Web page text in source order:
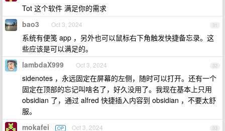
Tot 这个软件 满足你的需求
31
bao3 Oct 3, 2024
系统有便笺 app ，另外也可以鼠标右下角触发快捷备忘录。这
些应该是可以满足的。
32
lambdaX999 Oct 3, 2024
sidenotes ，永远固定在屏幕的左侧，随时可以打开。还有一个
固定在顶部的忘记叫啥名了，好久没用了。我现在基本上只用
obsidian 了，通过 alfred 快捷插入内容到 obsidian ，不要太舒
服。
33
mokafei OP Oct 3, 2024